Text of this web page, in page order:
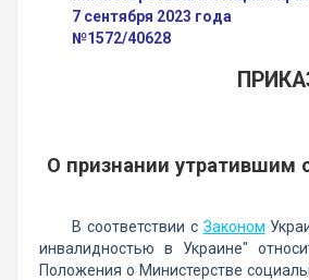
7 сентября 2023 года
№1572/40628
О признании утратившим
В соответствии с Законом
инвалидностью в Украине"
Положения о Министерстве